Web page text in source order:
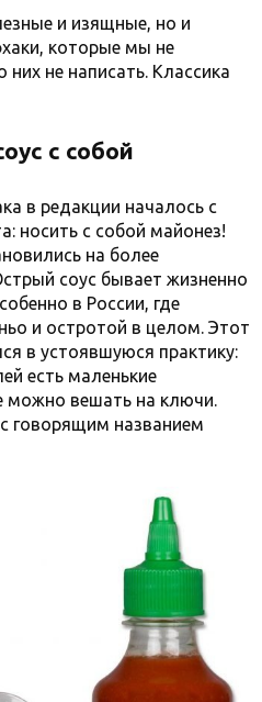
и изящные, но и
которые мы не
не написать. Классика
с собой
в редакции началось с
носить с собой майонез!
на более
соус бывает жизненно
в России, где
и остротой в целом. Этот
в устоявшуюся практику:
есть маленькие
можно вешать на ключи.
говорящим названием